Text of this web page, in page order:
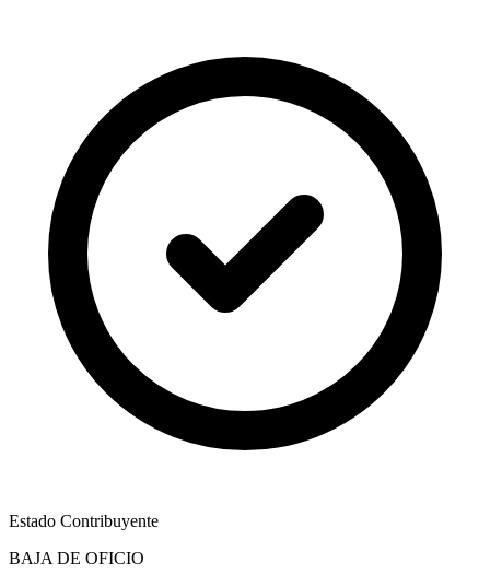
Estado Contribuyente
BAJA DE OFICIO